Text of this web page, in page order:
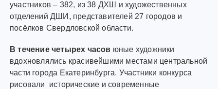
участников – 382, из 38 ДХШ и художественных
отделений ДШИ, представителей 27 городов и
посёлков Свердловской области.
В течение четырех часов юные художники
вдохновлялись красивейшими местами центральной
части города Екатеринбурга. Участники конкурса
рисовали исторические и современные